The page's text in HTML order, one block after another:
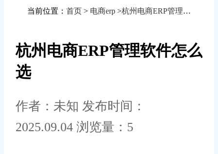
当前位置： 首页 > 电商erp >杭州电商ERP管理软件怎么选
杭州电商ERP管理软件怎么
选
作者：未知 发布时间：
2025.09.04 浏览量：5